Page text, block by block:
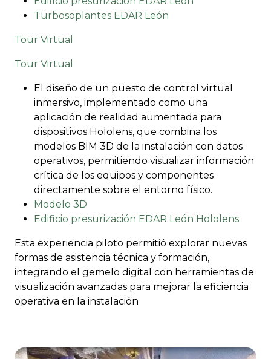
Turbosoplantes EDAR León
Tour Virtual
Tour Virtual
El diseño de un puesto de control virtual
inmersivo, implementado como una
aplicación de realidad aumentada para
dispositivos Hololens, que combina los
modelos BIM 3D de la instalación con datos
operativos, permitiendo visualizar información
crítica de los equipos y componentes
directamente sobre el entorno físico.
Modelo 3D
Edificio presurización EDAR León Hololens
Esta experiencia piloto permitió explorar nuevas
formas de asistencia técnica y formación,
integrando el gemelo digital con herramientas de
visualización avanzadas para mejorar la eficiencia
operativa en la instalación